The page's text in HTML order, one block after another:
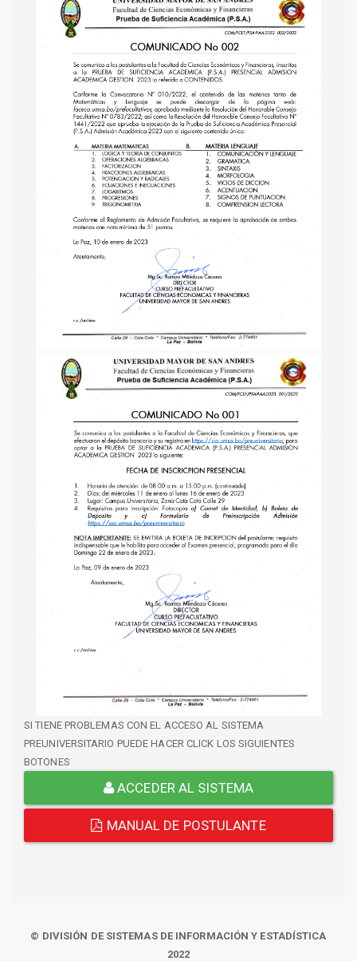
SI TIENE PROBLEMAS CON EL ACCESO AL SISTEMA
PREUNIVERSITARIO PUEDE HACER CLICK LOS SIGUIENTES
BOTONES
ACCEDER AL SISTEMA
MANUAL DE POSTULANTE
© DIVISIÓN DE SISTEMAS DE INFORMACIÓN Y ESTADÍSTICA
2022